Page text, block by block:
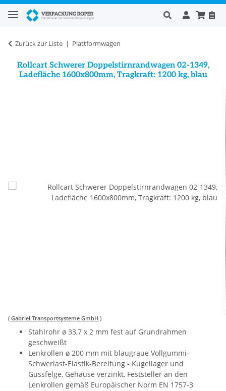
Zurück zur Liste Plattformwagen
Rollcart Schwerer Doppelstirnrandwagen 02-1349,
Ladefläche 1600x800mm, Tragkraft: 1200 kg, blau
( Gabriel Transportsysteme GmbH )
Stahlrohr ø 33,7 x 2 mm fest auf Grundrahmen
geschweißt
Lenkrollen ø 200 mm mit blaugraue Vollgummi-
Schwerlast-Elastik-Bereifung - Kugellager und
Gussfelge, Gehäuse verzinkt, Feststeller an den
Lenkrollen gemäß Europäischer Norm EN 1757-3